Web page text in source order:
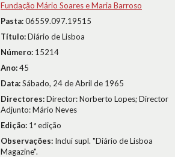
Fundação Mário Soares e Maria Barroso
Pasta:06559.097.19515
Título:Diário de Lisboa
Número: 15214
Ano:45
Data:Sábado, 24 de Abril de 1965
Directores:Director: Norberto Lopes; Director
Adjunto: Mário Neves
Edição: 1ª edição
Observações: Inclui supl. "Diário de Lisboa
Magazine".